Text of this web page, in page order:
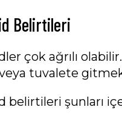
Belirtileri
çok ağrılı
tuvalete gitmek
belirtileri şunları